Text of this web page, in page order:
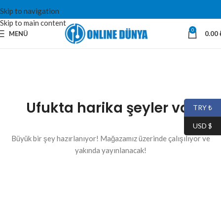
Skip to navigation
Skip to main content
MENÜ 0 0.00
Ufukta harika şeyler var
Büyük bir şey hazırlanıyor! Mağazamız üzerinde çalışılıyor ve
yakında yayınlanacak!
TRY ₺
USD $